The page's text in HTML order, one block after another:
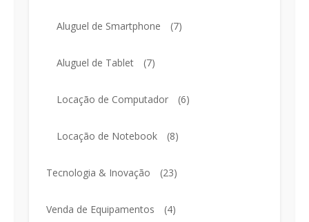
Aluguel de Smartphone (7)
Aluguel de Tablet (7)
Locação de Computador (6)
Locação de Notebook (8)
Tecnologia & Inovação (23)
Venda de Equipamentos (4)